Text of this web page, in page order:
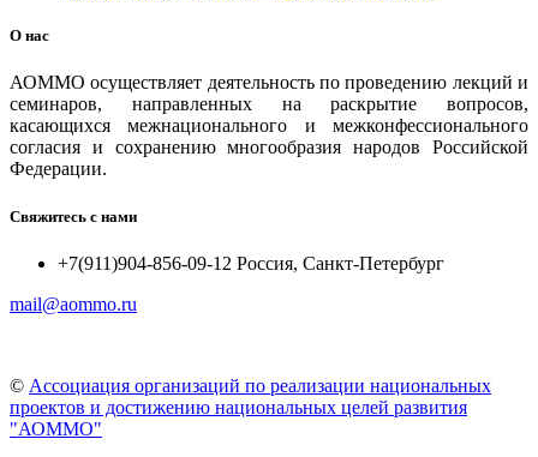
О нас
АОММО осуществляет деятельность по проведению лекций и
семинаров, направленных на раскрытие вопросов,
касающихся межнационального и межконфессионального
согласия и сохранению многообразия народов Российской
Федерации.
Свяжитесь с нами
+7(911)904-856-09-12 Россия, Санкт-Петербург
mail@aommo.ru
© Ассоциация организаций по реализации национальных
проектов и достижению национальных целей развития
"АОММО"